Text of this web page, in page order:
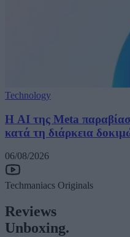
Technology
Η AI της Meta
κατά τη διάρκεια
06/08/2026
Techmaniacs Originals
Reviews
Unboxing.